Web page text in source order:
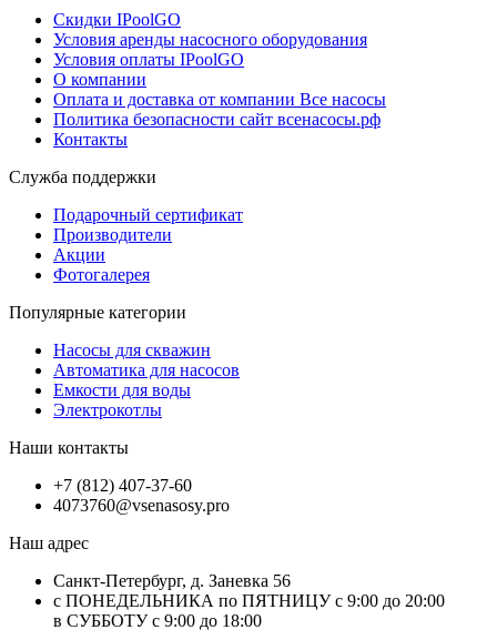
Скидки IPoolGO
Условия аренды насосного оборудования
Условия оплаты IPoolGO
О компании
Оплата и доставка от компании Все насосы
Политика безопасности сайт всенасосы.рф
Контакты
Служба поддержки
Подарочный сертификат
Производители
Акции
Фотогалерея
Популярные категории
Насосы для скважин
Автоматика для насосов
Емкости для воды
Электрокотлы
Наши контакты
+7 (812) 407-37-60
4073760@vsenasosy.pro
Наш адрес
Санкт-Петербург, д. Заневка 56
с ПОНЕДЕЛЬНИКА по ПЯТНИЦУ с 9:00 до 20:00
в СУББОТУ с 9:00 до 18:00